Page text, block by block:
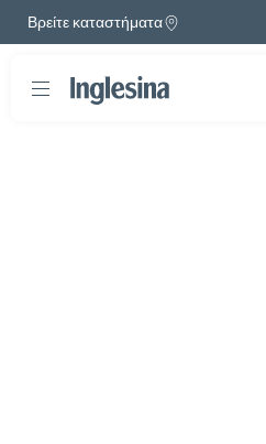
Βρείτε καταστήματα